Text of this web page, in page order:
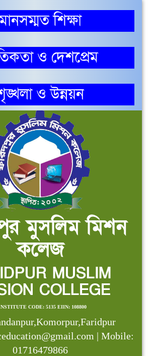
শিক্ষা
ও দেশপ্রেম
ও উন্নয়ন
মুসলিম মিশন
কলেজ
MUSLIM
COLLEGE
CODE: 5135 EIIN: 108800
| Mobile:
01716479866